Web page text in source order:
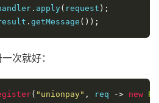
. apply( request );
. getMessage ());
次就好：
( "unionpay" , req -> new